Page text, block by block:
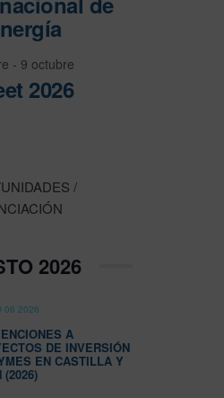
- 9 octubre
2026
/
2026
06 2026
A
DE INVERSIÓN
EN CASTILLA Y
(2026)